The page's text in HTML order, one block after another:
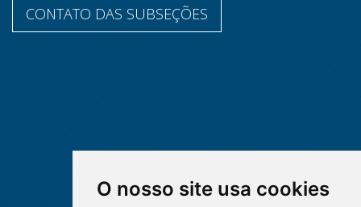
O nosso site usa cookies
CONTATO DAS SUBSEÇÕES